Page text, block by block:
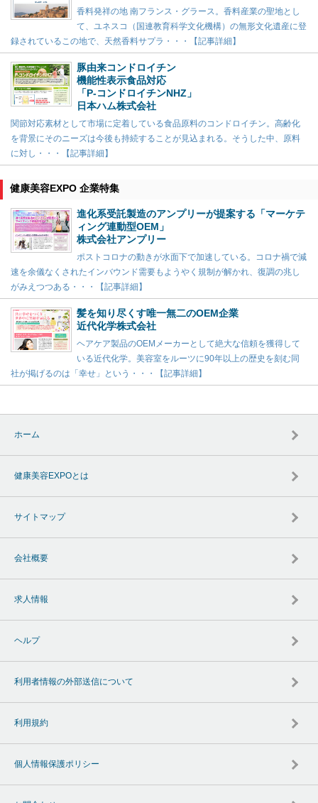
香料発祥の地 南フランス・グラース。香料産業の聖地とし
て、ユネスコ（国連教育科学文化機構）の無形文化遺産に登
録されているこの地で、天然香料サプラ・・・【記事詳細】
豚由来コンドロイチン
機能性表示食品対応
「P-コンドロイチンNHZ」
日本ハム株式会社
関節対応素材として市場に定着している食品原料のコンドロイチン。高齢化
を背景にそのニーズは今後も持続することが見込まれる。そうした中、原料
に対し・・・【記事詳細】
健康美容EXPO 企業特集
進化系受託製造のアンプリーが提案する「マーケテ
ィング連動型OEM」
株式会社アンプリー
ポストコロナの動きが水面下で加速している。コロナ禍で減
速を余儀なくされたインバウンド需要もようやく規制が解かれ、復調の兆し
がみえつつある・・・【記事詳細】
髪を知り尽くす唯一無二のOEM企業
近代化学株式会社
ヘアケア製品のOEMメーカーとして絶大な信頼を獲得して
いる近代化学。美容室をルーツに90年以上の歴史を刻む同
社が掲げるのは「幸せ」という・・・【記事詳細】
ホーム
健康美容EXPOとは
サイトマップ
会社概要
求人情報
ヘルプ
利用者情報の外部送信について
利用規約
個人情報保護ポリシー